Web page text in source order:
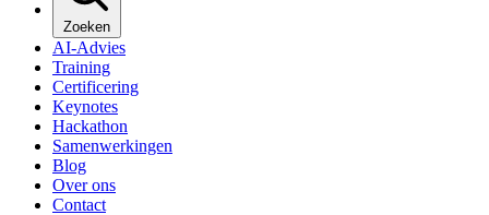
Zoeken
AI-Advies
Training
Certificering
Keynotes
Hackathon
Samenwerkingen
Blog
Over ons
Contact